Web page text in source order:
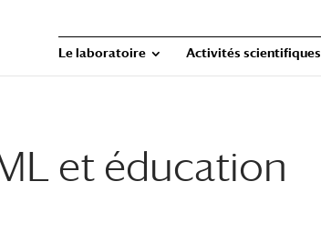
Le laboratoire Activités scientifiques
et éducation